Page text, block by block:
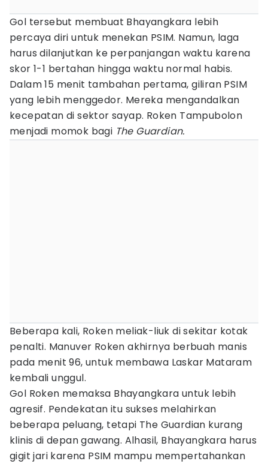
Gol tersebut membuat Bhayangkara lebih
percaya diri untuk menekan PSIM. Namun, laga
harus dilanjutkan ke perpanjangan waktu karena
skor 1-1 bertahan hingga waktu normal habis.
Dalam 15 menit tambahan pertama, giliran PSIM
yang lebih menggedor. Mereka mengandalkan
kecepatan di sektor sayap. Roken Tampubolon
menjadi momok bagi The Guardian.
Beberapa kali, Roken meliak-liuk di sekitar kotak
penalti. Manuver Roken akhirnya berbuah manis
pada menit 96, untuk membawa Laskar Mataram
kembali unggul.
Gol Roken memaksa Bhayangkara untuk lebih
agresif. Pendekatan itu sukses melahirkan
beberapa peluang, tetapi The Guardian kurang
klinis di depan gawang. Alhasil, Bhayangkara harus
gigit jari karena PSIM mampu mempertahankan